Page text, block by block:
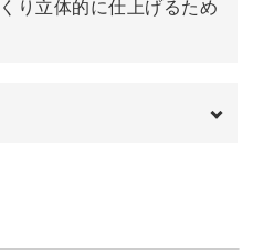
けるコツ
り立体的に仕上げるため